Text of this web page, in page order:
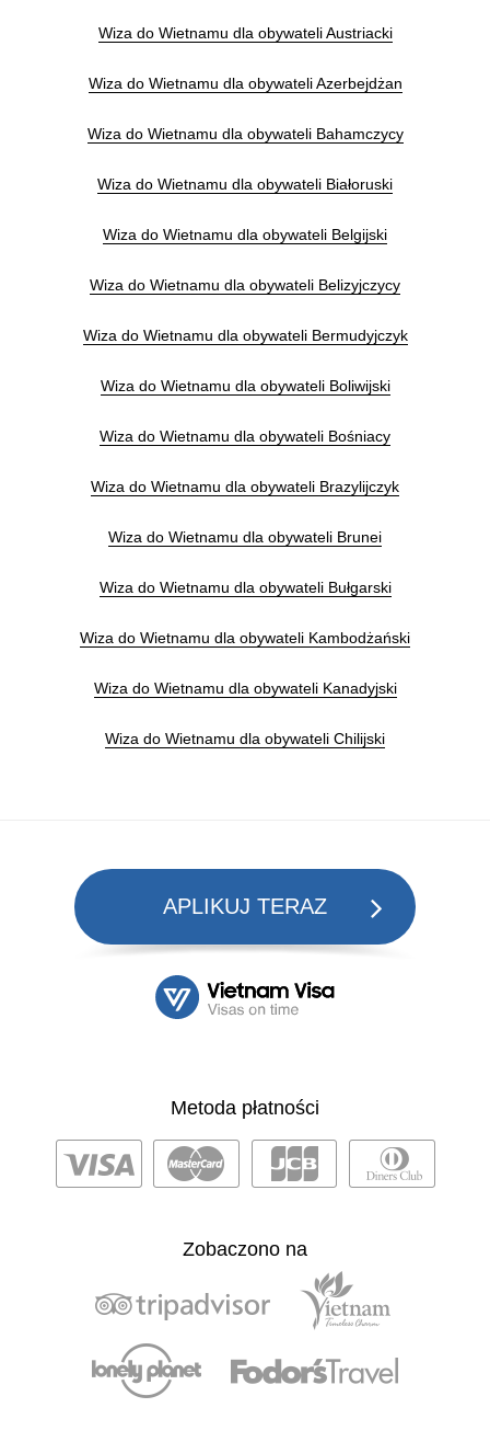
Wiza do Wietnamu dla obywateli Austriacki
Wiza do Wietnamu dla obywateli Azerbejdżan
Wiza do Wietnamu dla obywateli Bahamczycy
Wiza do Wietnamu dla obywateli Białoruski
Wiza do Wietnamu dla obywateli Belgijski
Wiza do Wietnamu dla obywateli Belizyjczycy
Wiza do Wietnamu dla obywateli Bermudyjczyk
Wiza do Wietnamu dla obywateli Boliwijski
Wiza do Wietnamu dla obywateli Bośniacy
Wiza do Wietnamu dla obywateli Brazylijczyk
Wiza do Wietnamu dla obywateli Brunei
Wiza do Wietnamu dla obywateli Bułgarski
Wiza do Wietnamu dla obywateli Kambodżański
Wiza do Wietnamu dla obywateli Kanadyjski
Wiza do Wietnamu dla obywateli Chilijski
APLIKUJ TERAZ
Metoda płatności
Zobaczono na